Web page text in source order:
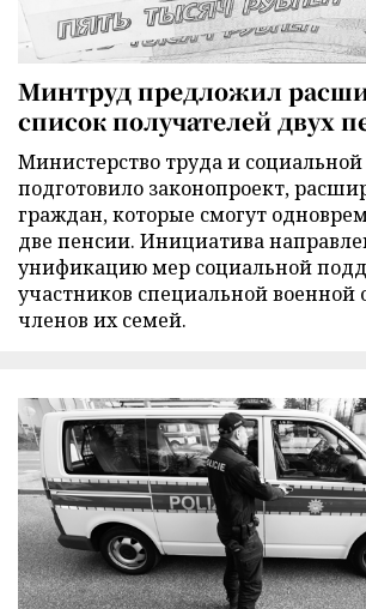
Минтруд предложил
список получателей двух
Министерство труда и
подготовило законопроект,
граждан, которые смогут
две пенсии. Инициатива
унификацию мер социальной
участников специальной военной
членов их семей.